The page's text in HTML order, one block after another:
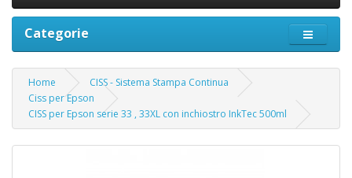
Categorie
Home
CISS - Sistema Stampa Continua
Ciss per Epson
CISS per Epson serie 33 , 33XL con inchiostro InkTec 500ml